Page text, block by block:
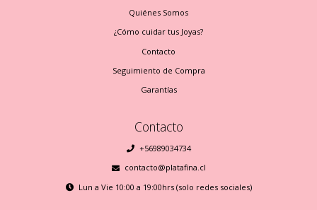
Quiénes Somos
¿Cómo cuidar tus Joyas?
Contacto
Seguimiento de Compra
Garantías
Contacto
+56989034734
contacto@platafina.cl
Lun a Vie 10:00 a 19:00hrs (solo redes sociales)